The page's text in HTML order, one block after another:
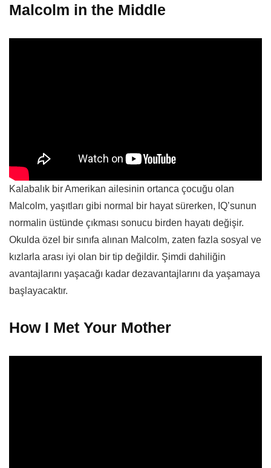
Malcolm in the Middle
Kalabalık bir Amerikan ailesinin ortanca çocuğu olan
Malcolm, yaşıtları gibi normal bir hayat sürerken, IQ’sunun
normalin üstünde çıkması sonucu birden hayatı değişir.
Okulda özel bir sınıfa alınan Malcolm, zaten fazla sosyal ve
kızlarla arası iyi olan bir tip değildir. Şimdi dahiliğin
avantajlarını yaşacağı kadar dezavantajlarını da yaşamaya
başlayacaktır.
How I Met Your Mother